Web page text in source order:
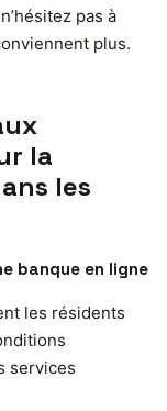
pas à
plus.
la
les
banque en ligne
les résidents
services